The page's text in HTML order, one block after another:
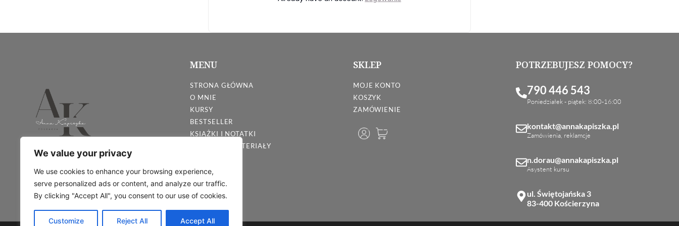
We value your privacy
We use cookies to enhance your browsing experience,
serve personalized ads or content, and analyze our traffic.
By clicking "Accept All", you consent to our use of cookies.
Customize Reject All Accept All
MENU
STRONA GŁÓWNA
O MNIE
KURSY
BESTSELLER
KSIĄŻKI I NOTATKI
DARMOWE MATERIAŁY
KONTAKT
SKLEP
MOJE KONTO
KOSZYK
ZAMÓWIENIE
POTRZEBUJESZ POMOCY?
790 446 543
Poniedziałek - piątek: 8:00-16:00
kontakt@annakapiszka.pl
Zamówienia, reklamcje
n.dorau@annakapiszka.pl
Asystent kursu
ul. Świętojańska 3
83-400 Kościerzyna